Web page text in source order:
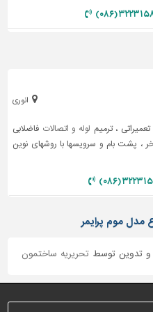
(۰۸۶)
انوری
تعمیراتی ، ترمیم لوله و اتصالات فاضلابی
، پشت بام و سرویسها با روشهای نوین
(۰۸۶)
مدل موم پرایمر
و تدوین توسط تحریریه ساختمون